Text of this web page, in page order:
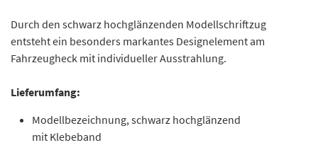
Durch den schwarz hochglänzenden Modellschriftzug
entsteht ein besonders markantes Designelement am
Fahrzeugheck mit individueller Ausstrahlung.
Lieferumfang:
Modellbezeichnung, schwarz hochglänzend
mit Klebeband